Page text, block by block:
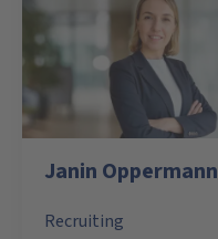
Janin Oppermann
Recruiting